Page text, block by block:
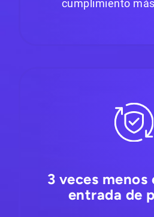
cumplimiento
3 veces menos
entrada de